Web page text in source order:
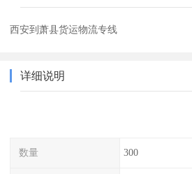
西安到萧县货运物流专线
详细说明
数量 300